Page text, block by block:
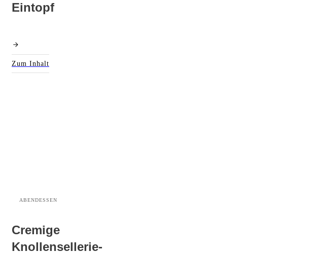
Eintopf
Zum Inhalt
ABENDESSEN
Cremige
Knollensellerie-